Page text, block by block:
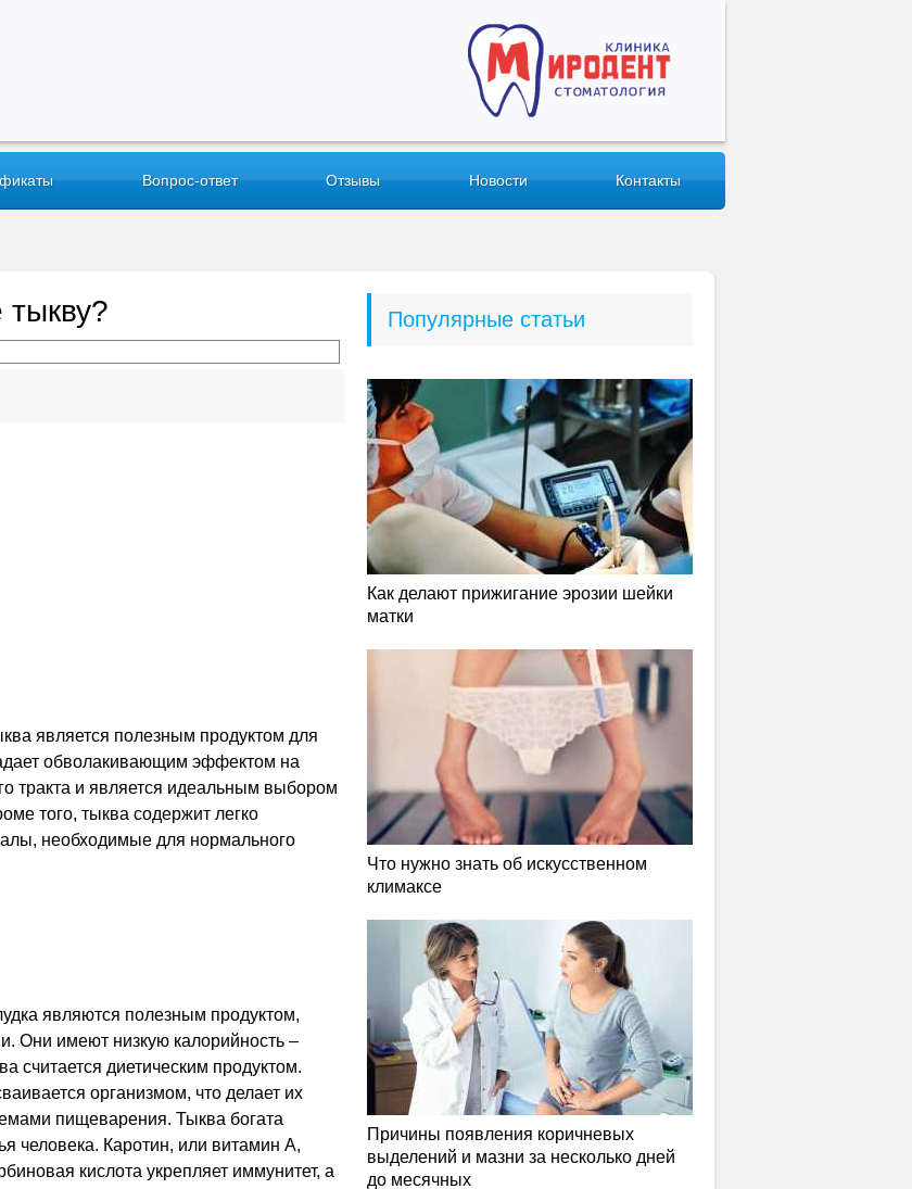
Вопрос-ответ Отзывы Новости Контакты
является полезным продуктом для
обволакивающим эффектом на
тракта и является идеальным выбором
того, тыква содержит легко
необходимые для нормального
являются полезным продуктом,
Они имеют низкую калорийность –
считается диетическим продуктом.
организмом, что делает их
пищеварения. Тыква богата
человека. Каротин, или витамин А,
кислота укрепляет иммунитет, а
Популярные статьи
Как делают прижигание эрозии шейки
матки
Что нужно знать об искусственном
климаксе
Причины появления коричневых
выделений и мазни за несколько дней
до месячных